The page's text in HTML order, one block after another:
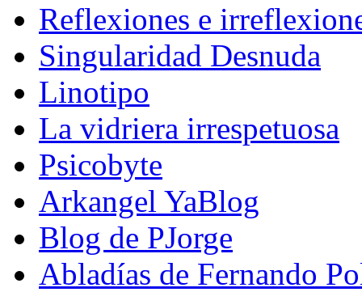
Reflexiones e
Singularidad Desnuda
Linotipo
La vidriera irrespetuosa
Psicobyte
Arkangel YaBlog
Blog de PJorge
Abladías de Fernando